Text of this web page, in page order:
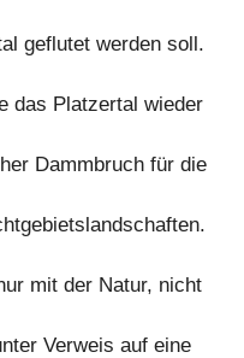
geflutet werden soll.
das Platzertal wieder
Dammbruch für die
mit der Natur, nicht
Verweis auf eine